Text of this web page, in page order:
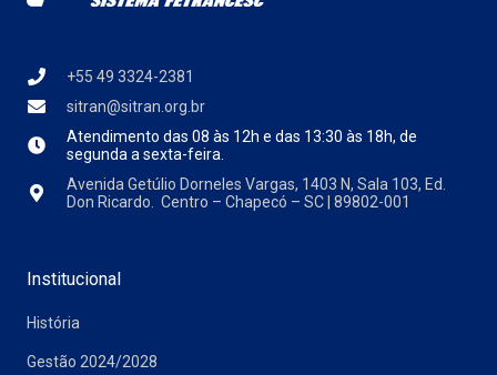
+55 49 3324-2381
sitran@sitran.org.br
Atendimento das 08 às 12h e das 13:30 às 18h, de
segunda a sexta-feira.
Avenida Getúlio Dorneles Vargas, 1403 N, Sala 103, Ed.
Don Ricardo. Centro – Chapecó – SC | 89802-001
Institucional
História
Gestão 2024/2028